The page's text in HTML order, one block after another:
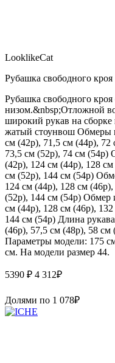
LooklikeCat
Рубашка свободного кроя
Рубашка свободного
низом.&nbsp;Отложной
широкий рукав на
жатый стоунвош Обмеры
см (42р), 71,5 см (44р), 72
73,5 см (52р), 74 см (54р)
(42р), 124 см (44р), 128
см (52р), 144 см (54р)
124 см (44р), 128 см
(52р), 144 см (54р) Обмер
см (44р), 128 см (46р),
144 см (54р) Длина
(46р), 57,5 см (48р), 58 см
Параметры модели: 175
см. На модели размер 44.
5390 ₽ 4 312₽
Долями по 1 078₽